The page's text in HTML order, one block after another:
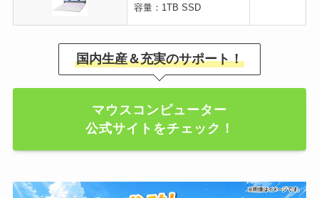
容量：1TB SSD
国内生産＆充実のサポート！
マウスコンピューター
公式サイトをチェック！